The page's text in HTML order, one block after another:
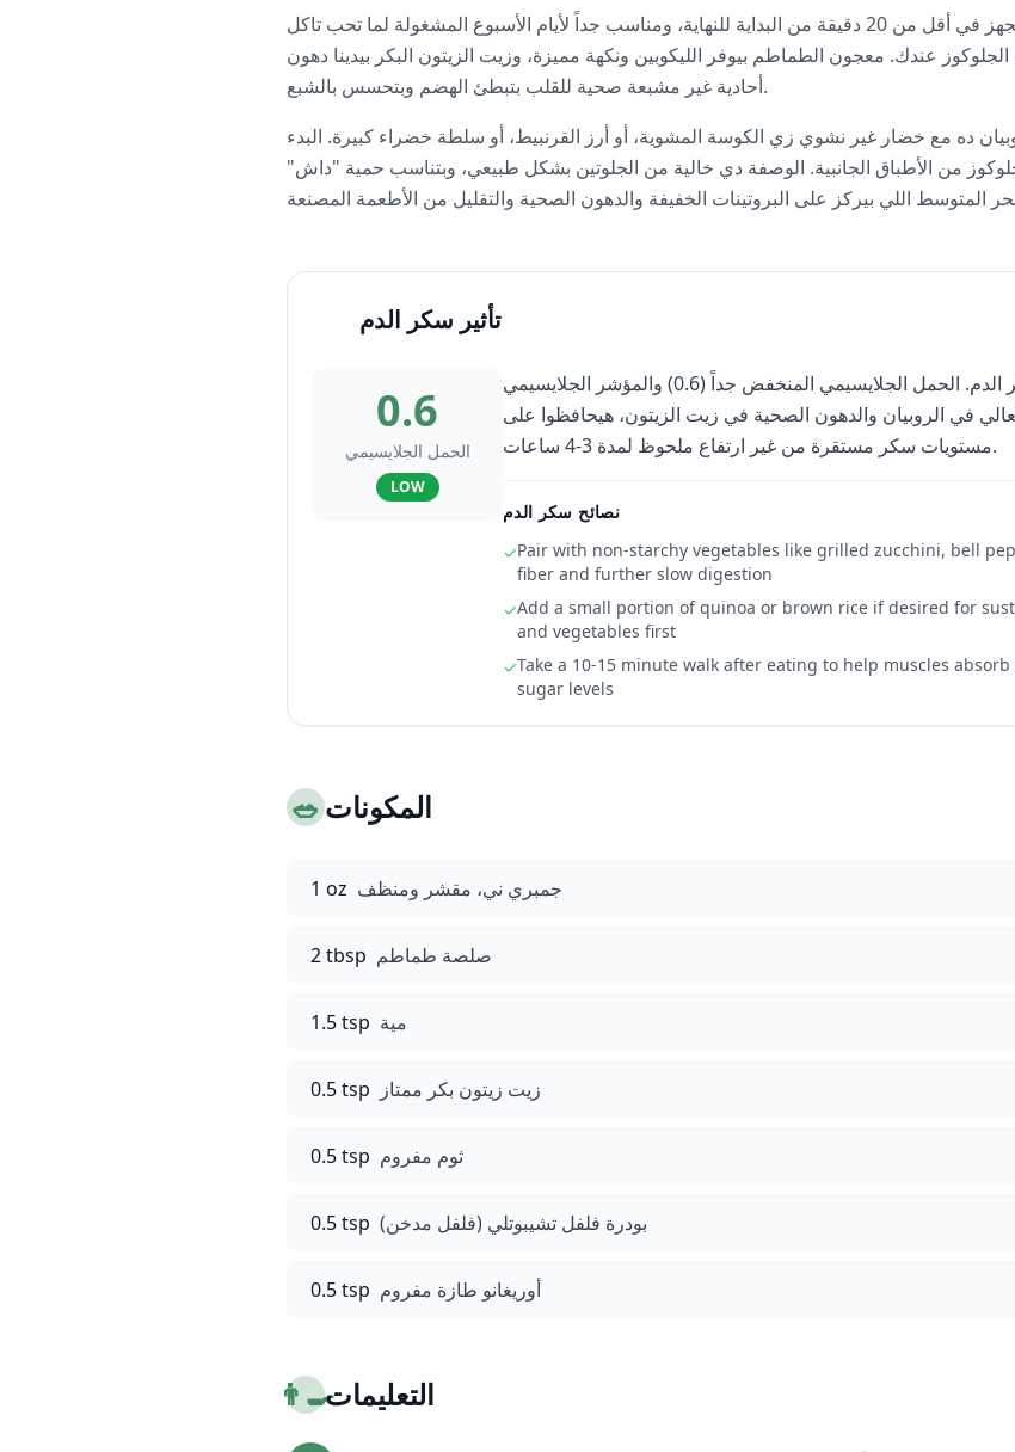
جمال الطبق ده في بساطته وسرعته. بيجهز في أقل من 20 دقيقة من البداية للنهاية، ومناسب جداً لأيام الأسبوع المشغولة لما تحب تاكل
عندك. معجون الطماطم بيوفر الليكوبين ونكهة مميزة، وزيت الزيتون البكر بيدينا دهون
أحادية غير مشبعة صحية للقلب بتبطئ الهضم وبتحسس بالشبع.
ده مع خضار غير نشوي زي الكوسة المشوية، أو أرز القرنبيط، أو سلطة خضراء كبيرة. البدء
من الأطباق الجانبية. الوصفة دي خالية من الجلوتين بشكل طبيعي، وبتناسب حمية "داش"
تأثير سكر الدم
0.6
الحمل الجلايسيمي
LOW
متوقع تأثير بسيط جداً على سكر الدم. الحمل الجلايسيمي المنخفض جداً (0.6) والمؤشر الجلايسيمي
العالي في الروبيان والدهون الصحية في زيت الزيتون، هيحافظوا على
مستويات سكر مستقرة من غير ارتفاع ملحوظ لمدة 3-4 ساعات.
نصائح سكر الدم
✓Pair with non-starchy vegetables like grilled zucchini, bell
fiber and further slow digestion
✓Add a small portion of quinoa or brown rice if desired for
and vegetables first
✓Take a 10-15 minute walk after eating to help muscles
sugar levels
🥗المكونات
1 oz جمبري ني، مقشر ومنظف
2 tbsp صلصة طماطم
1.5 tsp مية
0.5 tsp زيت زيتون بكر ممتاز
0.5 tsp ثوم مفروم
0.5 tsp بودرة فلفل تشيبوتلي (فلفل مدخن)
0.5 tsp أوريغانو طازة مفروم
👨‍🍳التعليمات